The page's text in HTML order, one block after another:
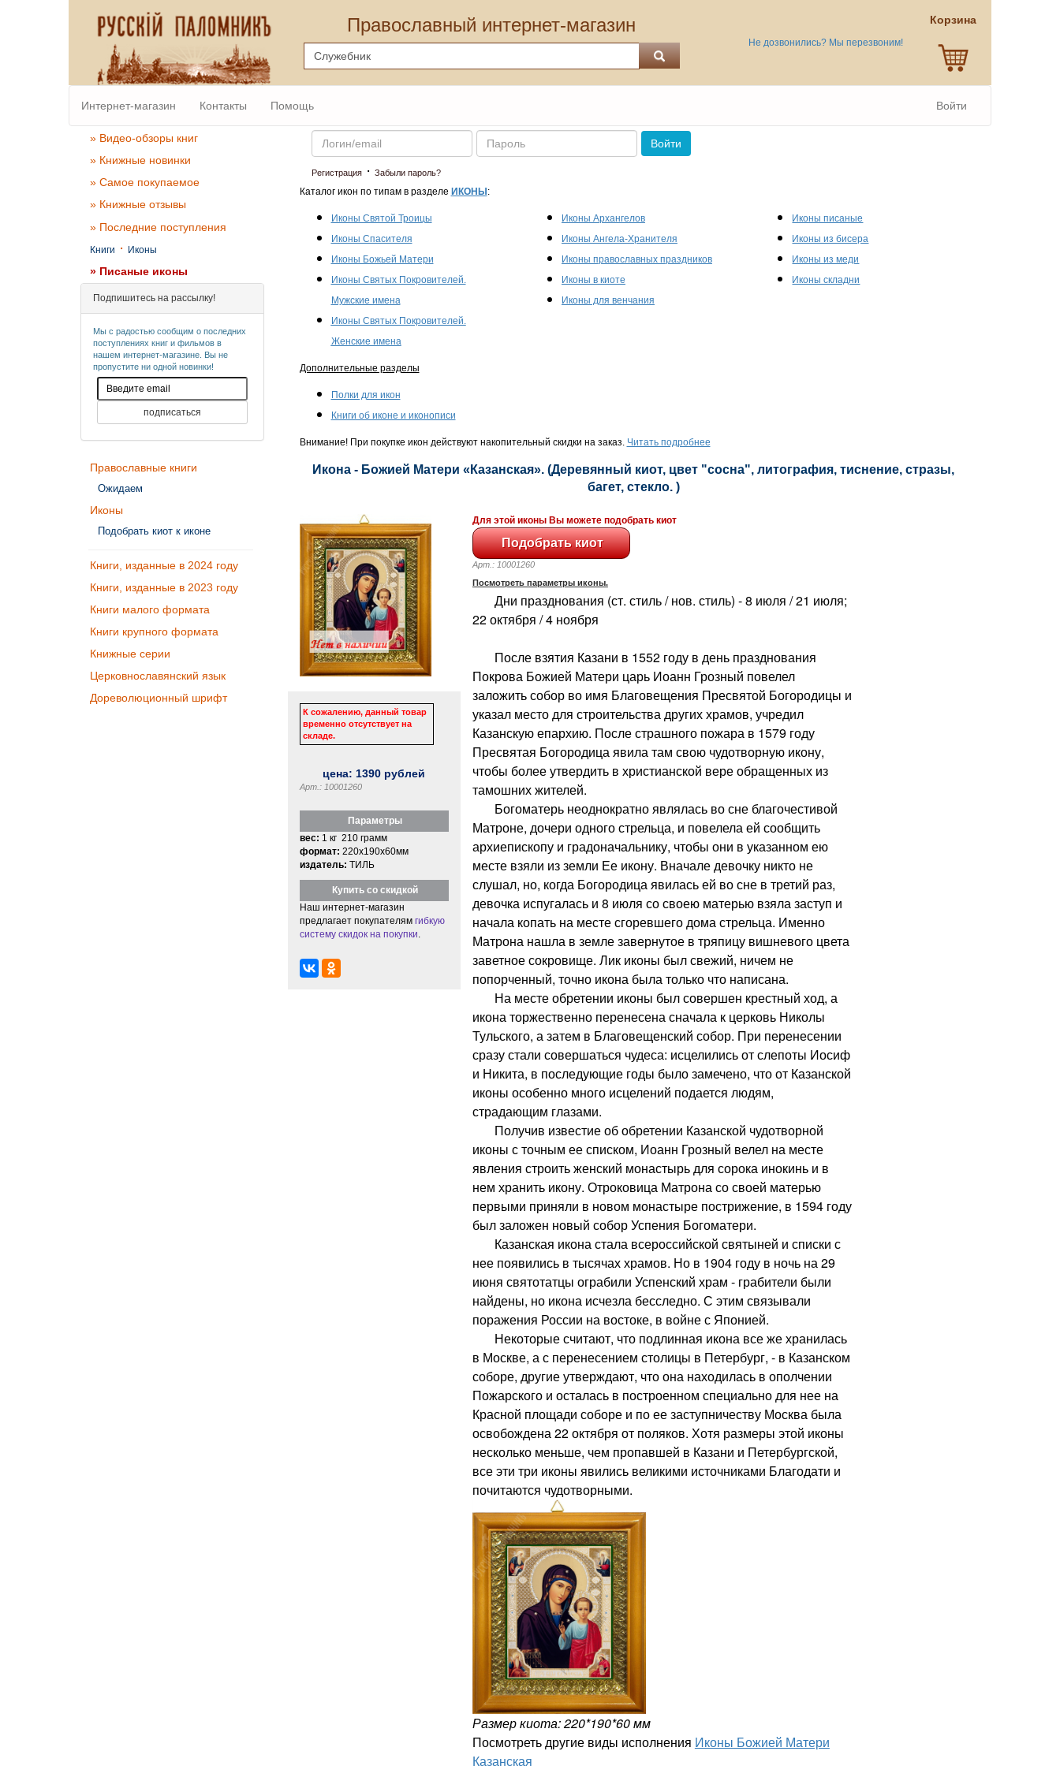
Православный интернет-магазин
Не дозвонились? Мы перезвоним!
Корзина
Интернет-магазин Контакты Помощь Войти
» Видео-обзоры книг
» Книжные новинки
» Самое покупаемое
» Книжные отзывы
» Последние поступления
Книги · Иконы
» Писаные иконы
Подпишитесь на рассылку!
Мы с радостью сообщим о последних
поступлениях книг и фильмов в
нашем интернет-магазине. Вы не
пропустите ни одной новинки!
Православные книги
Ожидаем
Иконы
Подобрать киот к иконе
Книги, изданные в 2024 году
Книги, изданные в 2023 году
Книги малого формата
Книги крупного формата
Книжные серии
Церковнославянский язык
Дореволюционный шрифт
Email Пароль
Войти
Регистрация· Забыли пароль?
Каталог икон по типам в разделе ИКОНЫ :
Иконы Святой Троицы
Иконы Спасителя
Иконы Божьей Матери
Иконы Святых Покровителей.
Мужские имена
Иконы Святых Покровителей.
Женские имена
Иконы Архангелов
Иконы Ангела-Хранителя
Иконы православных праздников
Иконы в киоте
Иконы для венчания
Иконы писаные
Иконы из бисера
Иконы из меди
Иконы складни
Дополнительные разделы
Полки для икон
Книги об иконе и иконописи
Внимание! При покупке икон действуют накопительный скидки на заказ. Читать подробнее
Икона - Божией Матери «Казанская». (Деревянный киот, цвет "сосна", литография, тиснение, стразы,
багет, стекло. )
К сожалению, данный товар
временно отсутствует на
складе.
цена: 1390 рублей
Арт.: 10001260
Параметры
вес: 1 кг 210 грамм
формат: 220x190x60мм
издатель: ТИЛЬ
Купить со скидкой
Наш интернет-магазин
предлагает покупателям гибкую
систему скидок на покупки
Для этой иконы Вы можете подобрать киот
Арт.: 10001260
Посмотреть параметры иконы.
Дни празднования (ст. стиль / нов. стиль) - 8 июля / 21 июля;
22 октября / 4 ноября
После взятия Казани в 1552 году в день празднования
Покрова Божией Матери царь Иоанн Грозный повелел
заложить собор во имя Благовещения Пресвятой Богородицы и
указал место для строительства других храмов, учредил
Казанскую епархию. После страшного пожара в 1579 году
Пресвятая Богородица явила там свою чудотворную икону,
чтобы более утвердить в христианской вере обращенных из
тамошних жителей.
Богоматерь неоднократно являлась во сне благочестивой
Матроне, дочери одного стрельца, и повелела ей сообщить
архиепископу и градоначальнику, чтобы они в указанном ею
месте взяли из земли Ее икону. Вначале девочку никто не
слушал, но, когда Богородица явилась ей во сне в третий раз,
девочка испугалась и 8 июля со своею матерью взяла заступ и
начала копать на месте сгоревшего дома стрельца. Именно
Матрона нашла в земле завернутое в тряпицу вишневого цвета
заветное сокровище. Лик иконы был свежий, ничем не
попорченный, точно икона была только что написана.
На месте обретении иконы был совершен крестный ход, а
икона торжественно перенесена сначала к церковь Николы
Тульского, а затем в Благовещенский собор. При перенесении
сразу стали совершаться чудеса: исцелились от слепоты Иосиф
и Никита, в последующие годы было замечено, что от Казанской
иконы особенно много исцелений подается людям,
страдающим глазами.
Получив известие об обретении Казанской чудотворной
иконы с точным ее списком, Иоанн Грозный велел на месте
явления строить женский монастырь для сорока инокинь и в
нем хранить икону. Отроковица Матрона со своей матерью
первыми приняли в новом монастыре пострижение, в 1594 году
был заложен новый собор Успения Богоматери.
Казанская икона стала всероссийской святыней и списки с
нее появились в тысячах храмов. Но в 1904 году в ночь на 29
июня святотатцы ограбили Успенский храм - грабители были
найдены, но икона исчезла бесследно. С этим связывали
поражения России на востоке, в войне с Японией.
Некоторые считают, что подлинная икона все же хранилась
в Москве, а с перенесением столицы в Петербург, - в Казанском
соборе, другие утверждают, что она находилась в ополчении
Пожарского и осталась в построенном специально для нее на
Красной площади соборе и по ее заступничеству Москва была
освобождена 22 октября от поляков. Хотя размеры этой иконы
несколько меньше, чем пропавшей в Казани и Петербургской,
все эти три иконы явились великими источниками Благодати и
почитаются чудотворными.
Размер киота: 220*190*60 мм
Посмотреть другие виды исполнения Иконы Божией Матери
Казанская